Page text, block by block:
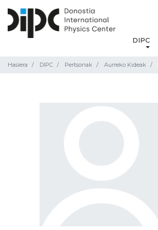
DIPC
Hasiera DIPC Pertsonak Aurreko Kideak